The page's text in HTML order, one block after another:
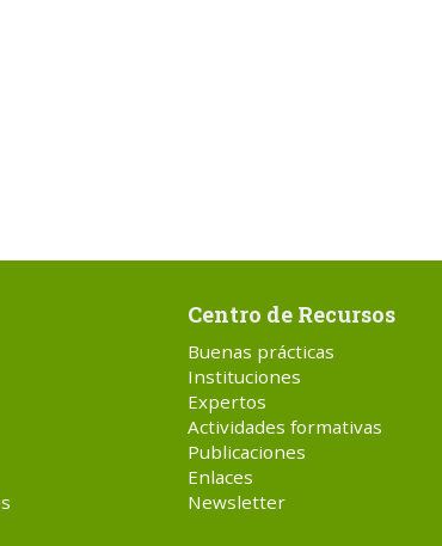
Centro de Recursos
Buenas prácticas
Instituciones
Expertos
Actividades formativas
Publicaciones
Enlaces
Newsletter